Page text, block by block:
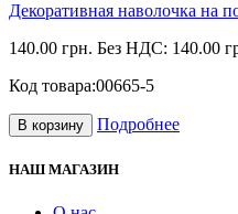
Декоративная наволочка на
140.00 грн. Без НДС: 140.00
Код товара:00665-5
В корзину Подробнее
НАШ МАГАЗИН